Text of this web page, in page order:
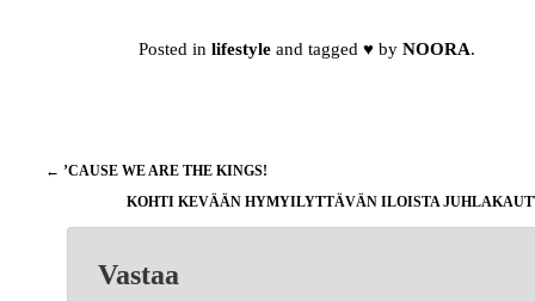
Posted inlifestyle and tagged♥ byNOORA.
Artikkelien
← ’CAUSE WE ARE THE KINGS!
KOHTI KEVÄÄN HYMYILYTTÄVÄN ILOISTA
Vastaa